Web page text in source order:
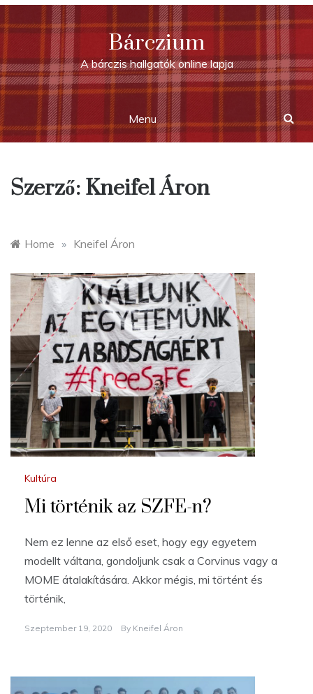
Skip
to
content
Bárczium
A bárczis hallgatók online lapja
Menu
Szerző: Kneifel Áron
Home » Kneifel Áron
Kultúra
Mi történik az SZFE-n?
Nem ez lenne az első eset, hogy egy egyetem
modellt váltana, gondoljunk csak a Corvinus vagy a
MOME átalakítására. Akkor mégis, mi történt és
történik,
Szeptember 19, 2020 By Kneifel Áron